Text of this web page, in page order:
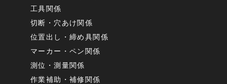
工具関係
切断・穴あけ関係
位置出し・締め具関係
マーカー・ペン関係
測位・測量関係
作業補助・補修関係